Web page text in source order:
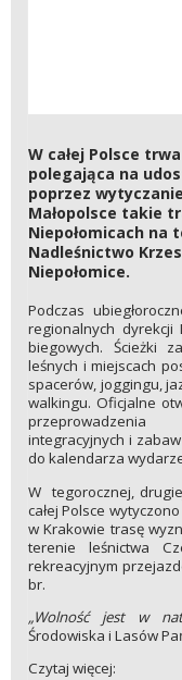
W całej Polsce
polegająca na
poprzez
Małopolsce takie
Niepołomicach na
Nadleśnictwo
Niepołomice.
Podczas
regionalnych dyrekcji
biegowych. Ścieżki
leśnych i miejscach
spacerów, joggingu,
walkingu. Oficjalne
integracyjnych i
do kalendarza
W tegorocznej,
całej Polsce
w Krakowie trasę
terenie leśnictwa
rekreacyjnym
br.
„Wolność jest w
Środowiska i Lasów
Czytaj więcej: